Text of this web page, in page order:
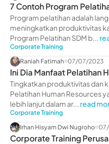
7 Contoh Program
Program pelatihan adalah
meningkatkan produktivitas
Program Pelatihan SDM b...
Corporate Training
Raniah Fatimah 07/07/2023
Ini Dia Manfaat Pelatihan
Perusahaan
Tingkatkan produktivitas dan
Pelatihan Human Resources
lebih lanjut dalam ar... read
Corporate Training
Irhan Hisyam Dwi Nugroho
Corporate Training